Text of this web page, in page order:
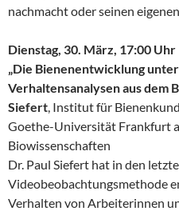
nachmacht oder seinen
Dienstag, 30. März, 17:00 Uhr
„Die Bienenentwicklung
Verhaltensanalysen aus dem
Siefert , Institut für
Goethe-Universität Frankfurt
Biowissenschaften
Dr. Paul Siefert hat in den
Videobeobachtungsmethode
Verhalten von Arbeiterinnen